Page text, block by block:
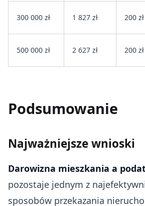
300 000 zł 1 827 zł 200 zł
500 000 zł 2 627 zł 200 zł
Podsumowanie
Najważniejsze wnioski
Darowizna mieszkania a
pozostaje jednym z
sposobów przekazania